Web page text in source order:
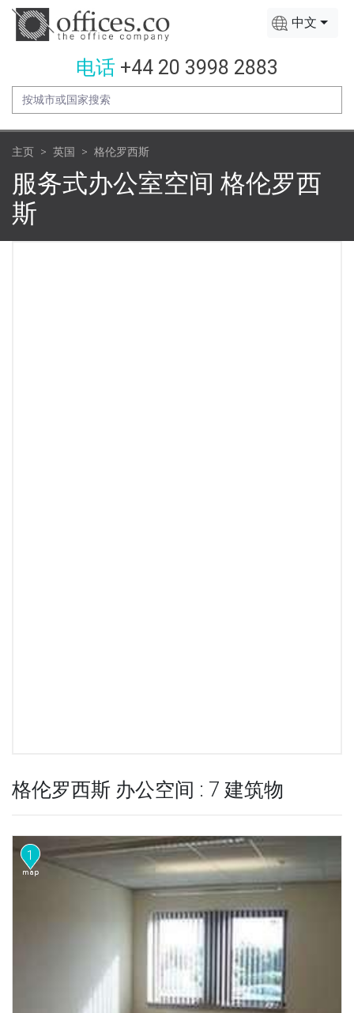
中文
电话 +44 20 3998 2883
主页 英国 格伦罗西斯
服务式办公室空间 格伦罗西
斯
格伦罗西斯 办公空间 : 7 建筑物
1